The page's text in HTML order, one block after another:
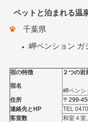
ペットと泊まれる温
千葉県
岬ペンション ガ
宿の特徴
２つの
宿名
岬ペン
住所
〒299-
連絡先とHP
TEL
客室数
和室４